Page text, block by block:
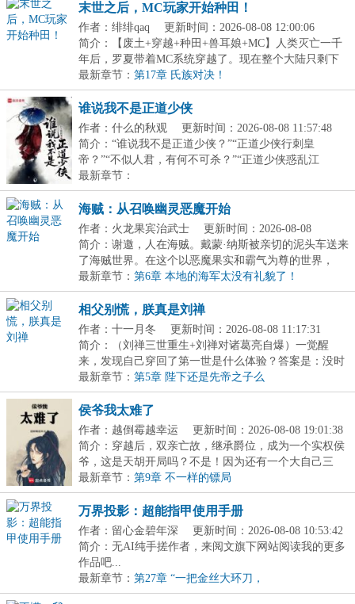
末世之后，MC玩家开始种田！
作者：绯绯qaq
更新时间：2026-08-08 12:00:06
简介：【废土+穿越+种田+兽耳娘+MC】人类灭亡一千
年后，罗夏带着MC系统穿越了。现在整个大陆只剩下
他这个...
最新章节： 第17章 氏族对决！
谁说我不是正道少侠
作者：什么的秋观
更新时间：2026-08-08 11:57:48
简介：“谁说我不是正道少侠？”“正道少侠行刺皇
帝？”“不似人君，有何不可杀？”“正道少侠惑乱江
湖？...
最新章节：
海贼：从召唤幽灵恶魔开始
作者：火龙果宾治武士
更新时间：2026-08-08
11:56:55
简介：谢邀，人在海贼。戴蒙·纳斯被亲切的泥头车送来
了海贼世界。在这个以恶魔果实和霸气为尊的世界，
戴...
最新章节： 第6章 本地的海军太没有礼貌了！
相父别慌，朕真是刘禅
作者：十一月冬
更新时间：2026-08-08 11:17:31
简介：（刘禅三世重生+刘禅对诸葛亮自爆）一觉醒
来，发现自己穿回了第一世是什么体验？答案是：没时
间体...
最新章节： 第5章 陛下还是先帝之子么
侯爷我太难了
作者：越倒霉越幸运
更新时间：2026-08-08 19:01:38
简介：穿越后，双亲亡故，继承爵位，成为一个实权侯
爷，这是天胡开局吗？不是！因为还有一个大自己三
岁，...
最新章节： 第9章 不一样的镖局
万界投影：超能指甲使用手册
作者：留心金碧年深
更新时间：2026-08-08 10:53:42
简介：无AI纯手搓作者，来阅文旗下网站阅读我的更多
作品吧...
最新章节： 第27章 “一把金丝大环刀，